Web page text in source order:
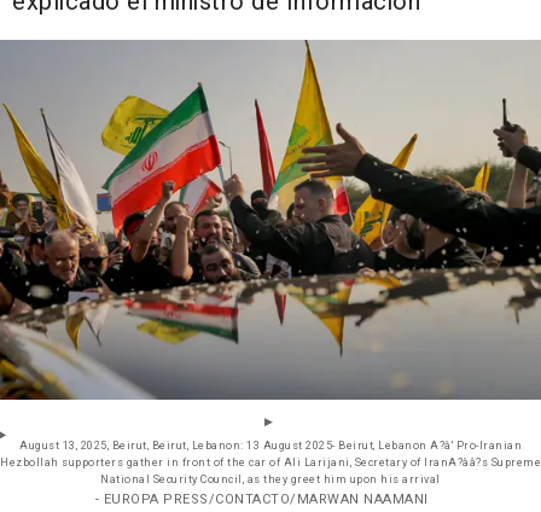
August 13, 2025, Beirut, Beirut, Lebanon: 13 August 2025- Beirut, Lebanon A?â' Pro-Iranian
Hezbollah supporters gather in front of the car of Ali Larijani, Secretary of IranA?ââ?s Supreme
National Security Council, as they greet him upon his arrival
- EUROPA PRESS/CONTACTO/MARWAN NAAMANI